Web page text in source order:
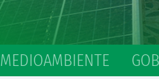
MEDIOAMBIENTE